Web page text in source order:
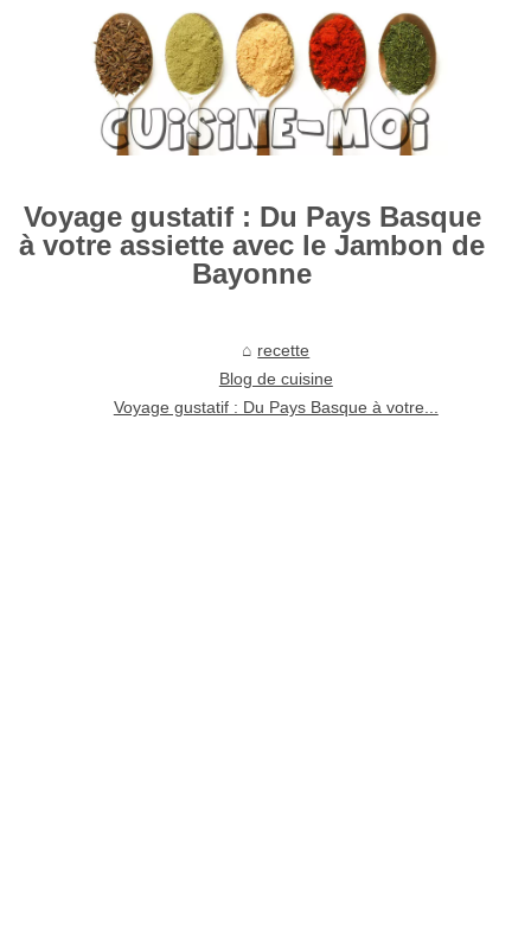
Voyage gustatif : Du Pays Basque
à votre assiette avec le Jambon de
Bayonne
recette
Blog de cuisine
Voyage gustatif : Du Pays Basque à votre...